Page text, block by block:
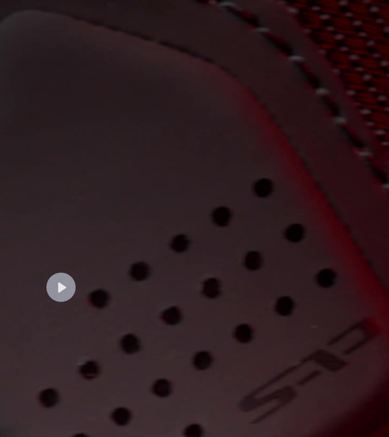
Odtwórz